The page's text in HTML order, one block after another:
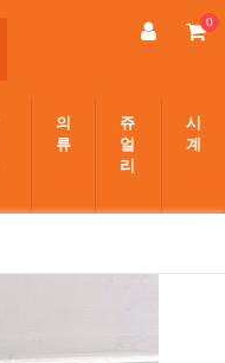
0
의
류
쥬
얼
리
시
계